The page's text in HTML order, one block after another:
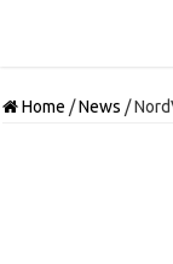
Home /News /